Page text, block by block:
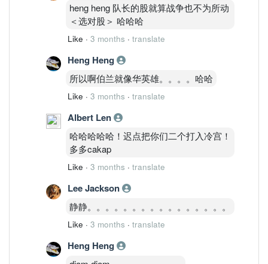
heng heng 队长的股就算战争也不为所动
＜选对股＞ 哈哈哈
Like · 3 months · translate
Heng Heng
所以啊伯兰就像华英雄。。。。哈哈
Like · 3 months · translate
Albert Len
哈哈哈哈哈！迟点把你们二个打入冷宫！
多多cakap
Like · 3 months · translate
Lee Jackson
静静。。。。。。。。。。。。。。。。
Like · 3 months · translate
Heng Heng